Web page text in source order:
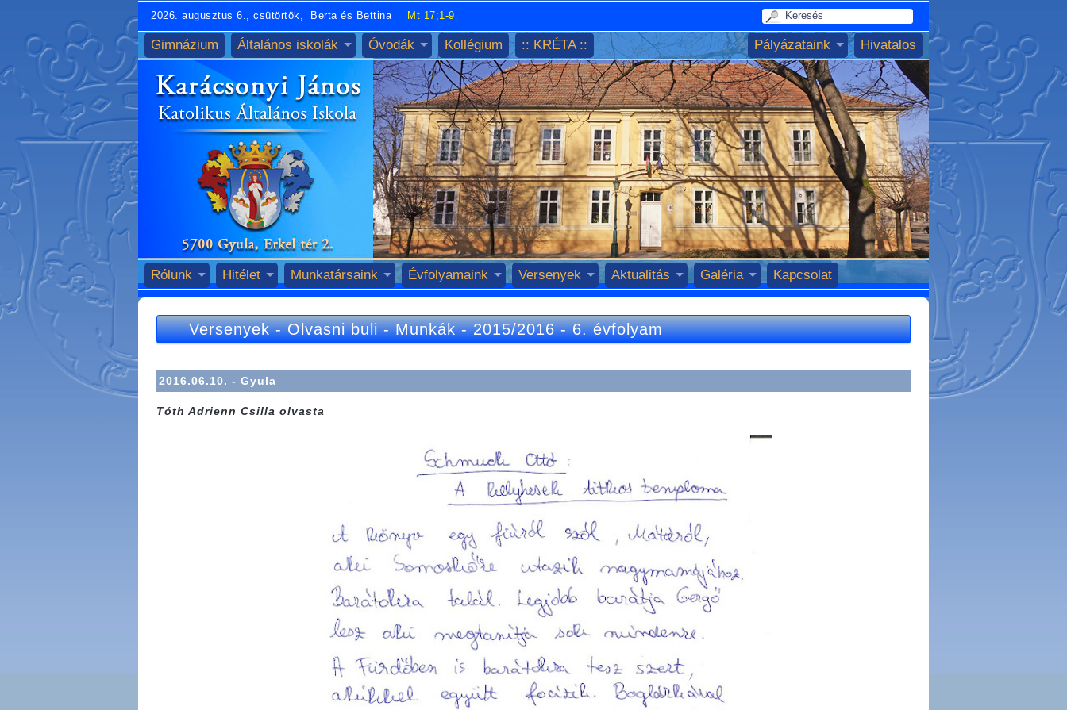
2026. augusztus 6., csütörtök, Berta és Bettina Mt 17;1-9
Gimnázium Általános iskolák Óvodák Kollégium :: KRÉTA :: Hivatalos
Pályázataink
Rólunk Hitélet Munkatársaink Évfolyamaink Versenyek Aktualitás Galéria Kapcsolat
Versenyek-Olvasni buli-Munkák-2015/2016-6. évfolyam
2016.06.10. - Gyula
Tóth Adrienn Csilla olvasta